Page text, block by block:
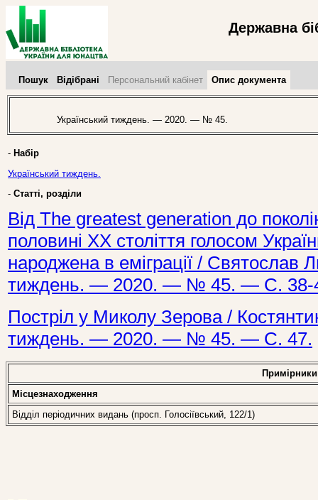
Державна
Пошук Відібрані Персональний кабінет Опис документа
Український тиждень. — 2020. — № 45.
- Набір
Український тиждень.
- Статті, розділи
Від The greatest generation до
половині ХХ століття голосом
народжена в еміграції / Святослав
тиждень. — 2020. — № 45. — С. 38-
Постріл у Миколу Зерова /
тиждень. — 2020. — № 45. — С. 47.
Примірники
Місцезнаходження
Відділ періодичних видань (просп. Голосіївський, 122/1)